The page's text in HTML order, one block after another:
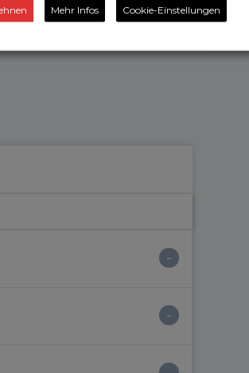
Mehr Infos Cookie-Einstellungen